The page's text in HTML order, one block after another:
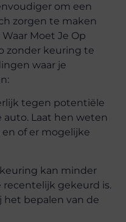
om een
zorgen te maken
Moet Je Op
zonder keuring te
waar je
tegen potentiële
auto. Laat hen weten
of er mogelijke
keuring kan minder
recentelijk gekeurd is.
het bepalen van de